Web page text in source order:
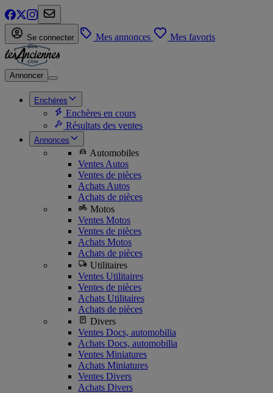
Se connecter Mes annonces Mes favoris
Annoncer
Enchères
Enchères en cours
Résultats des ventes
Annonces
Automobiles
Ventes Autos
Ventes de pièces
Achats Autos
Achats de pièces
Motos
Ventes Motos
Ventes de pièces
Achats Motos
Achats de pièces
Utilitaires
Ventes Utilitaires
Ventes de pièces
Achats Utilitaires
Achats de pièces
Divers
Ventes Docs, automobilia
Achats Docs, automobilia
Ventes Miniatures
Achats Miniatures
Ventes Divers
Achats Divers